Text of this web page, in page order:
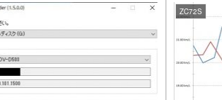
ZC72S